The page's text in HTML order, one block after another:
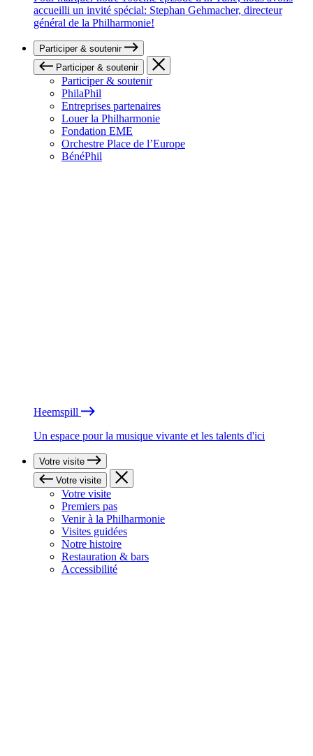
accueilli un invité spécial: Stephan Gehmacher, directeur
général de la Philharmonie!
Participer & soutenir
Participer & soutenir
Participer & soutenir
PhilaPhil
Entreprises partenaires
Louer la Philharmonie
Fondation EME
Orchestre Place de l’Europe
BénéPhil
Heemspill
Un espace pour la musique vivante et les talents d'ici
Votre visite
Votre visite
Votre visite
Premiers pas
Venir à la Philharmonie
Visites guidées
Notre histoire
Restauration & bars
Accessibilité